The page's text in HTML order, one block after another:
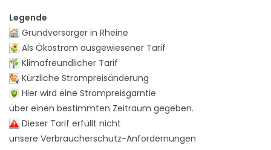
Legende
Grundversorger in Rheine
Als Ökostrom ausgewiesener Tarif
Klimafreundlicher Tarif
Kürzliche Strompreisänderung
Hier wird eine Strompreisgarntie
über einen bestimmten Zeitraum gegeben.
Dieser Tarif erfüllt nicht
unsere Verbraucherschutz-Anfordernungen